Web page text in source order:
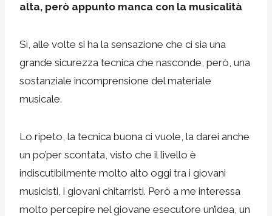
alta, però appunto manca con la musicalità
Sì, alle volte si ha la sensazione che ci sia una
grande sicurezza tecnica che nasconde, però, una
sostanziale incomprensione del materiale
musicale.
Lo ripeto, la tecnica buona ci vuole, la darei anche
un po’per scontata, visto che il livello è
indiscutibilmente molto alto oggi tra i giovani
musicisti, i giovani chitarristi. Però a me interessa
molto percepire nel giovane esecutore un’idea, un